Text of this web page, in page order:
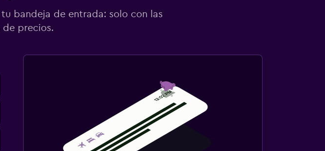
bandeja de entrada: solo con las
de precios.